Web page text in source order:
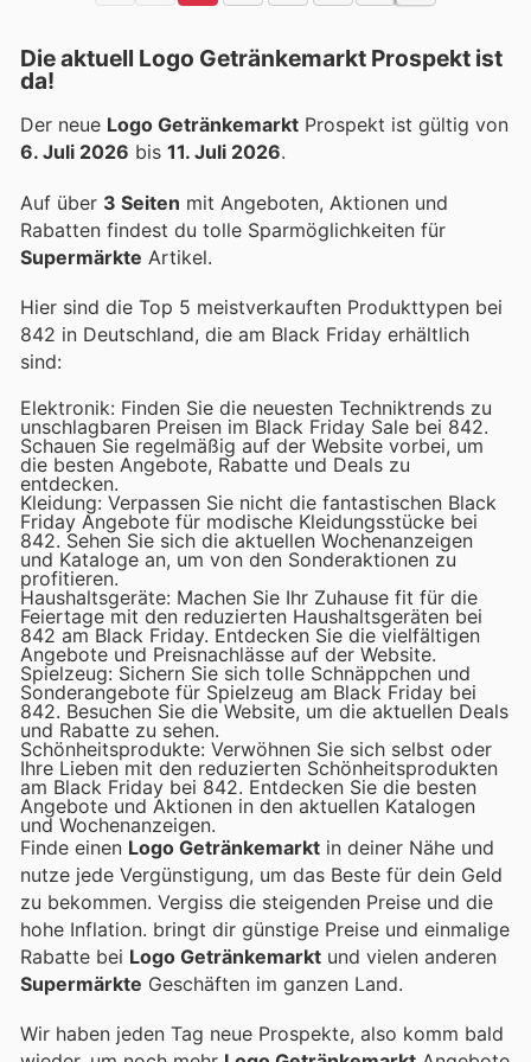
Die aktuell Logo Getränkemarkt Prospekt ist
da!
Der neue Logo Getränkemarkt Prospekt ist gültig von
6. Juli 2026 bis 11. Juli 2026.
Auf über 3 Seiten mit Angeboten, Aktionen und
Rabatten findest du tolle Sparmöglichkeiten für
Supermärkte Artikel.
Hier sind die Top 5 meistverkauften Produkttypen bei
842 in Deutschland, die am Black Friday erhältlich
sind:
Elektronik: Finden Sie die neuesten Techniktrends zu
unschlagbaren Preisen im Black Friday Sale bei 842.
Schauen Sie regelmäßig auf der Website vorbei, um
die besten Angebote, Rabatte und Deals zu
entdecken.
Kleidung: Verpassen Sie nicht die fantastischen Black
Friday Angebote für modische Kleidungsstücke bei
842. Sehen Sie sich die aktuellen Wochenanzeigen
und Kataloge an, um von den Sonderaktionen zu
profitieren.
Haushaltsgeräte: Machen Sie Ihr Zuhause fit für die
Feiertage mit den reduzierten Haushaltsgeräten bei
842 am Black Friday. Entdecken Sie die vielfältigen
Angebote und Preisnachlässe auf der Website.
Spielzeug: Sichern Sie sich tolle Schnäppchen und
Sonderangebote für Spielzeug am Black Friday bei
842. Besuchen Sie die Website, um die aktuellen Deals
und Rabatte zu sehen.
Schönheitsprodukte: Verwöhnen Sie sich selbst oder
Ihre Lieben mit den reduzierten Schönheitsprodukten
am Black Friday bei 842. Entdecken Sie die besten
Angebote und Aktionen in den aktuellen Katalogen
und Wochenanzeigen.
Finde einen Logo Getränkemarkt in deiner Nähe und
nutze jede Vergünstigung, um das Beste für dein Geld
zu bekommen. Vergiss die steigenden Preise und die
hohe Inflation. bringt dir günstige Preise und einmalige
Rabatte bei Logo Getränkemarkt und vielen anderen
Supermärkte Geschäften im ganzen Land.
Wir haben jeden Tag neue Prospekte, also komm bald